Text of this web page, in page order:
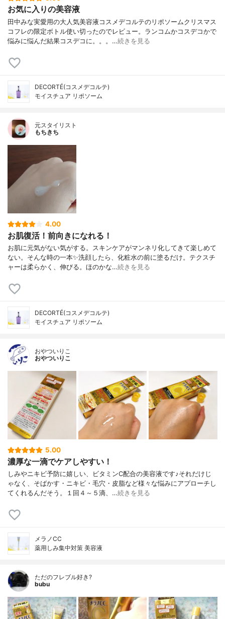
お気に入りの美容液
田中みな実愛用の大人気美容液コスメデコルテのリポソームクリスマス
コフレの限定ボトル使い切ったのでレビュー。ランコムかコスデコかで
悩みに悩んだ結果コスデコに。。。…続きを見る
DECORTÉ(コスメデコルテ)
モイスチュア リポソーム
元スタイリスト
もちきち
4.00
お肌復活！前向きになれる！
お肌に元気がない気がする。スキンケアがマンネリ化してきて楽しめて
ない。そんな時の一本✨洗顔したら、化粧水の前に塗るだけ。テクスチ
ャーは柔らかく、伸びる。ほのかな…続きを見る
DECORTÉ(コスメデコルテ)
モイスチュア リポソーム
おやついりこ
おやついりこ
5.00
濃厚な一滴でケアしやすい！
しみやニキビ予防に嬉しい、ビタミンC配合の美容液です♪それだけじ
ゃなく、そばかす・ニキビ・毛穴・皮脂など様々な悩みにアプローチし
てくれるんだそう。１回４～５滴、…続きを見る
メラノCC
薬用しみ集中対策 美容液
ただのフレブル好き?
bubu